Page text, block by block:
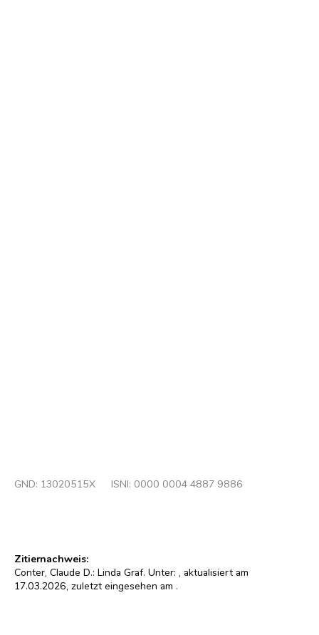
GND: 13020515X ISNI: 0000 0004 4887 9886
Zitiernachweis:
Conter, Claude D.: Linda Graf. Unter: , aktualisiert am
17.03.2026, zuletzt eingesehen am .